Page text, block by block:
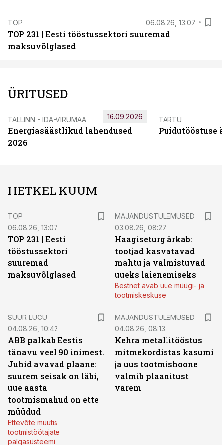
TOP 06.08.26, 13:07
TOP 231 | Eesti tööstussektori suuremad
maksuvõlglased
ÜRITUSED
TALLINN - IDA-VIRUMAA
Energiasäästlikud lahendused
2026
16.09.2026 TARTU
Puidutööstuse
HETKEL KUUM
TOP
06.08.26, 13:07
TOP 231 | Eesti
tööstussektori
suuremad
maksuvõlglased
MAJANDUSTULEMUSED
03.08.26, 08:27
Haagiseturg ärkab:
tootjad kasvatavad
mahtu ja valmistuvad
uueks laienemiseks
Bestnet avab uue müügi- ja
tootmiskeskuse
SUUR LUGU
04.08.26, 10:42
ABB palkab Eestis
tänavu veel 90 inimest.
Juhid avavad plaane:
suurem seisak on läbi,
uue aasta
tootmismahud on ette
müüdud
Ettevõte muutis
tootmistöötajate
palgasüsteemi
MAJANDUSTULEMUSED
04.08.26, 08:13
Kehra metallitööstus
mitmekordistas kasumi
ja uus tootmishoone
valmib plaanitust
varem